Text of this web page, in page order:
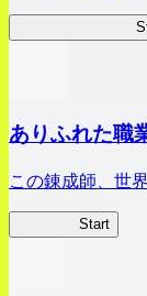
ありふれた職
この錬成師、世界
Start